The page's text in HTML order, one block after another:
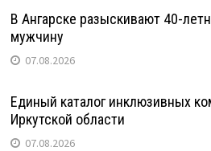
В Ангарске разыскивают 40-
мужчину
07.08.2026
Единый каталог инклюзивных
Иркутской области
07.08.2026